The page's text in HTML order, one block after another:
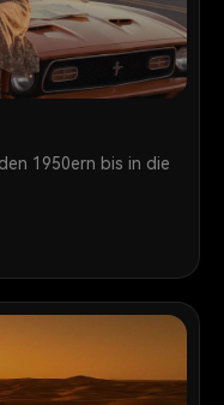
1950ern bis in die